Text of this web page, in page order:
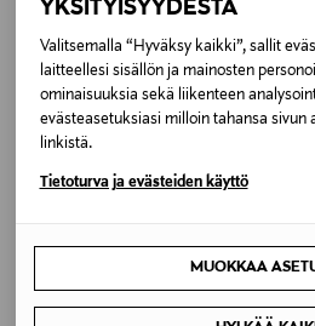
YKSITYISYYDESTÄ
Valitsemalla “Hyväksy kaikki”, sallit
laitteellesi sisällön ja mainosten
ominaisuuksia sekä liikenteen
evästeasetuksiasi milloin tahansa sivun
linkistä.
Tietoturva ja evästeiden käyttö
MUOKKAA
Väri
PEP PEARLY PINK
Valmistusmaa
Seranada-rintaliivit